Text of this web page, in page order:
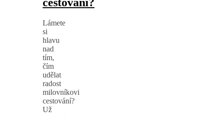
Lámete
si
hlavu
nad
tím,
čím
udělat
radost
milovníkovi
cestování?
Už